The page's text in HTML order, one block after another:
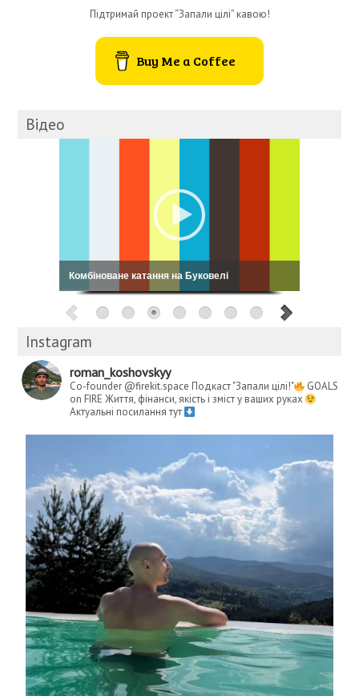
Підтримай проект “Запали цілі” кавою!
Buy Me a Coffee
Відео
Кошовський: My Way
Instagram
roman_koshovskyy
Co-founder @firekit.space Подкаст "Запали цілі!"
GOALS
on FIRE Життя, фінанси, якість і зміст у ваших руках
Актуальні посилання тут